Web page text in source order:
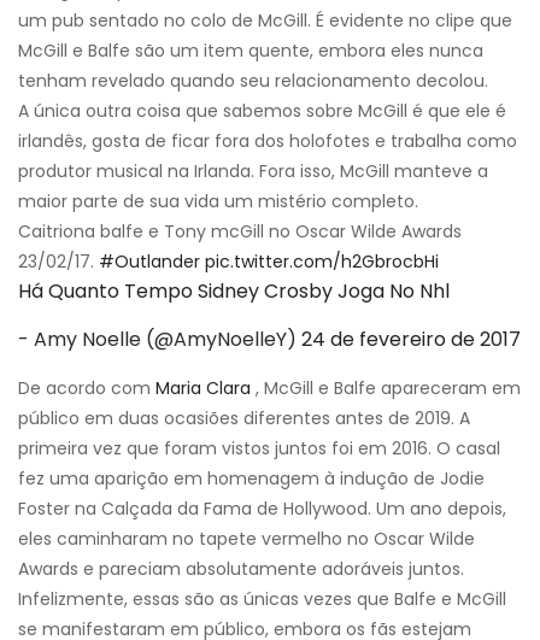
um pub sentado no colo de McGill. É evidente no clipe que
McGill e Balfe são um item quente, embora eles nunca
tenham revelado quando seu relacionamento decolou.
A única outra coisa que sabemos sobre McGill é que ele é
irlandês, gosta de ficar fora dos holofotes e trabalha como
produtor musical na Irlanda. Fora isso, McGill manteve a
maior parte de sua vida um mistério completo.
Caitriona balfe e Tony mcGill no Oscar Wilde Awards
23/02/17. #Outlander pic.twitter.com/h2GbrocbHi
Há Quanto Tempo Sidney Crosby Joga No Nhl
- Amy Noelle (@AmyNoelleY) 24 de fevereiro de 2017
De acordo com Maria Clara , McGill e Balfe apareceram em
público em duas ocasiões diferentes antes de 2019. A
primeira vez que foram vistos juntos foi em 2016. O casal
fez uma aparição em homenagem à indução de Jodie
Foster na Calçada da Fama de Hollywood. Um ano depois,
eles caminharam no tapete vermelho no Oscar Wilde
Awards e pareciam absolutamente adoráveis ​​juntos.
Infelizmente, essas são as únicas vezes que Balfe e McGill
se manifestaram em público, embora os fãs estejam